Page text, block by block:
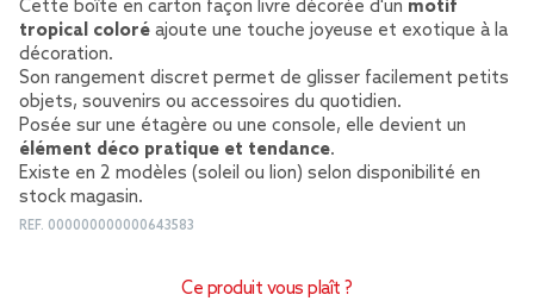
Cette boîte en carton façon livre décorée d'un motif
tropical coloré ajoute une touche joyeuse et exotique à la
décoration.
Son rangement discret permet de glisser facilement petits
objets, souvenirs ou accessoires du quotidien.
Posée sur une étagère ou une console, elle devient un
élément déco pratique et tendance.
Existe en 2 modèles (soleil ou lion) selon disponibilité en
stock magasin.
REF. 000000000000643583
Ce produit vous plaît ?